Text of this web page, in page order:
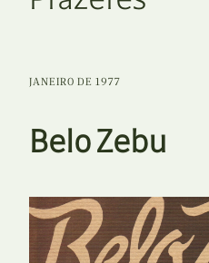
JANEIRO DE 1977
Belo Zebu